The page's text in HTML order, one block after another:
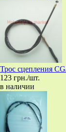
Трос сцепления
123 грн./шт.
в наличии